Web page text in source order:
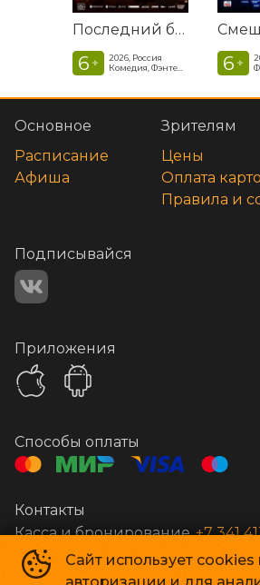
Последний богатырь. Колобок
6 +
2026, Россия
Комедия, Фэнтези, Приключения
6 +
Сайт использует cookies
Основное
Расписание
Афиша
Зрителям
Цены
Оплата
Правила и
Подписывайся
Приложения
Способы оплаты
Контакты
Касса и бронирование +7 341